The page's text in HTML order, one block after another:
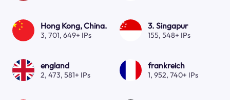
Hong Kong, China.
3, 701, 649+ IPs
3. Singapur
155, 548+ IPs
england
2, 473, 581+ IPs
frankreich
1, 952, 740+ IPs